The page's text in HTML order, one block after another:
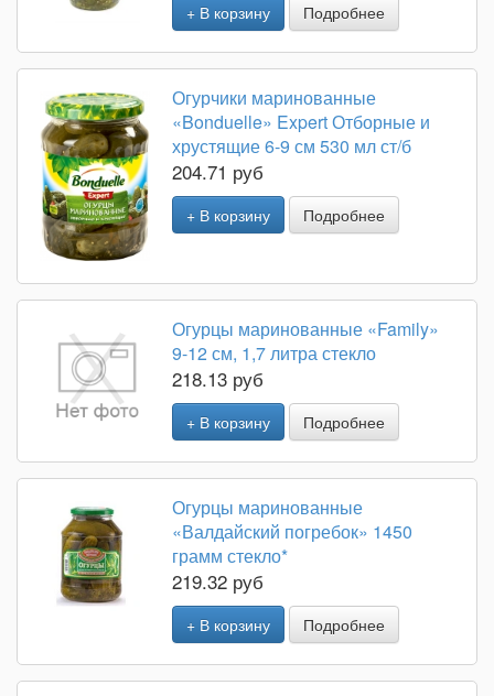
+ В корзину Подробнее
Огурчики маринованные
«Bonduelle» Expert Отборные и
хрустящие 6-9 см 530 мл ст/б
204.71 руб
+ В корзину Подробнее
Огурцы маринованные «Family»
9-12 см, 1,7 литра стекло
218.13 руб
+ В корзину Подробнее
Огурцы маринованные
«Валдайский погребок» 1450
грамм стекло*
219.32 руб
+ В корзину Подробнее